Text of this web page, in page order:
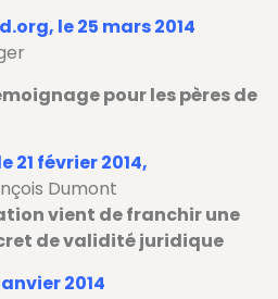
, le 25 mars 2014
pour les pères de
21 février 2014,
Dumont
vient de franchir une
de validité juridique
2014